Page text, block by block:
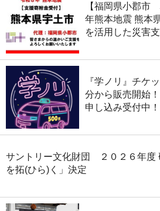
【福岡県小郡市
年熊本地震 熊本
を活用した災害
『学ノリ』チケ
分から販売開始
申し込み受付中！
サントリー文化財団 ２０２６年度
を拓(ひら)く」決定